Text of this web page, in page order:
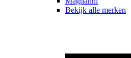
Bekijk alle merken